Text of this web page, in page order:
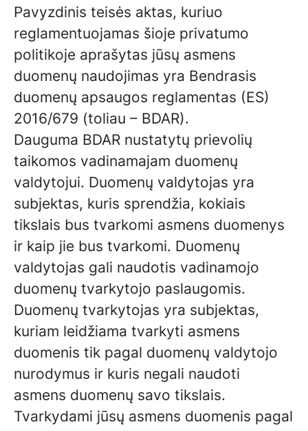
Pavyzdinis teisės aktas, kuriuo
reglamentuojamas šioje privatumo
politikoje aprašytas jūsų asmens
duomenų naudojimas yra Bendrasis
duomenų apsaugos reglamentas (ES)
2016/679 (toliau – BDAR).
Dauguma BDAR nustatytų prievolių
taikomos vadinamajam duomenų
valdytojui. Duomenų valdytojas yra
subjektas, kuris sprendžia, kokiais
tikslais bus tvarkomi asmens duomenys
ir kaip jie bus tvarkomi. Duomenų
valdytojas gali naudotis vadinamojo
duomenų tvarkytojo paslaugomis.
Duomenų tvarkytojas yra subjektas,
kuriam leidžiama tvarkyti asmens
duomenis tik pagal duomenų valdytojo
nurodymus ir kuris negali naudoti
asmens duomenų savo tikslais.
Tvarkydami jūsų asmens duomenis pagal